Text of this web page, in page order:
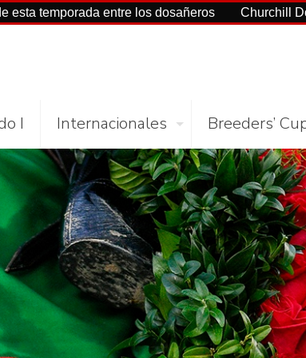
entre los dosañeros Churchill Downs y NYRA
I Internacionales Breeders’